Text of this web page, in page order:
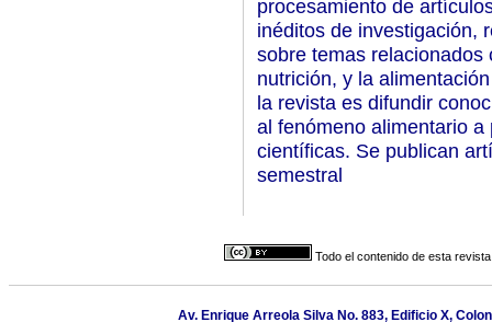
procesamiento de
inéditos de investigación,
sobre temas
nutrición, y la
la revista es difundir
al fenómeno alimentario
científicas. Se publican
semestral
Todo el contenido de esta
Av. Enrique Arreola Silva No. 883, Edificio X,